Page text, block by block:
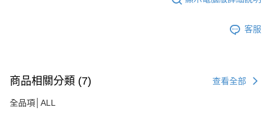
客服
商品相關分類 (7) 查看全部
全品項│ALL